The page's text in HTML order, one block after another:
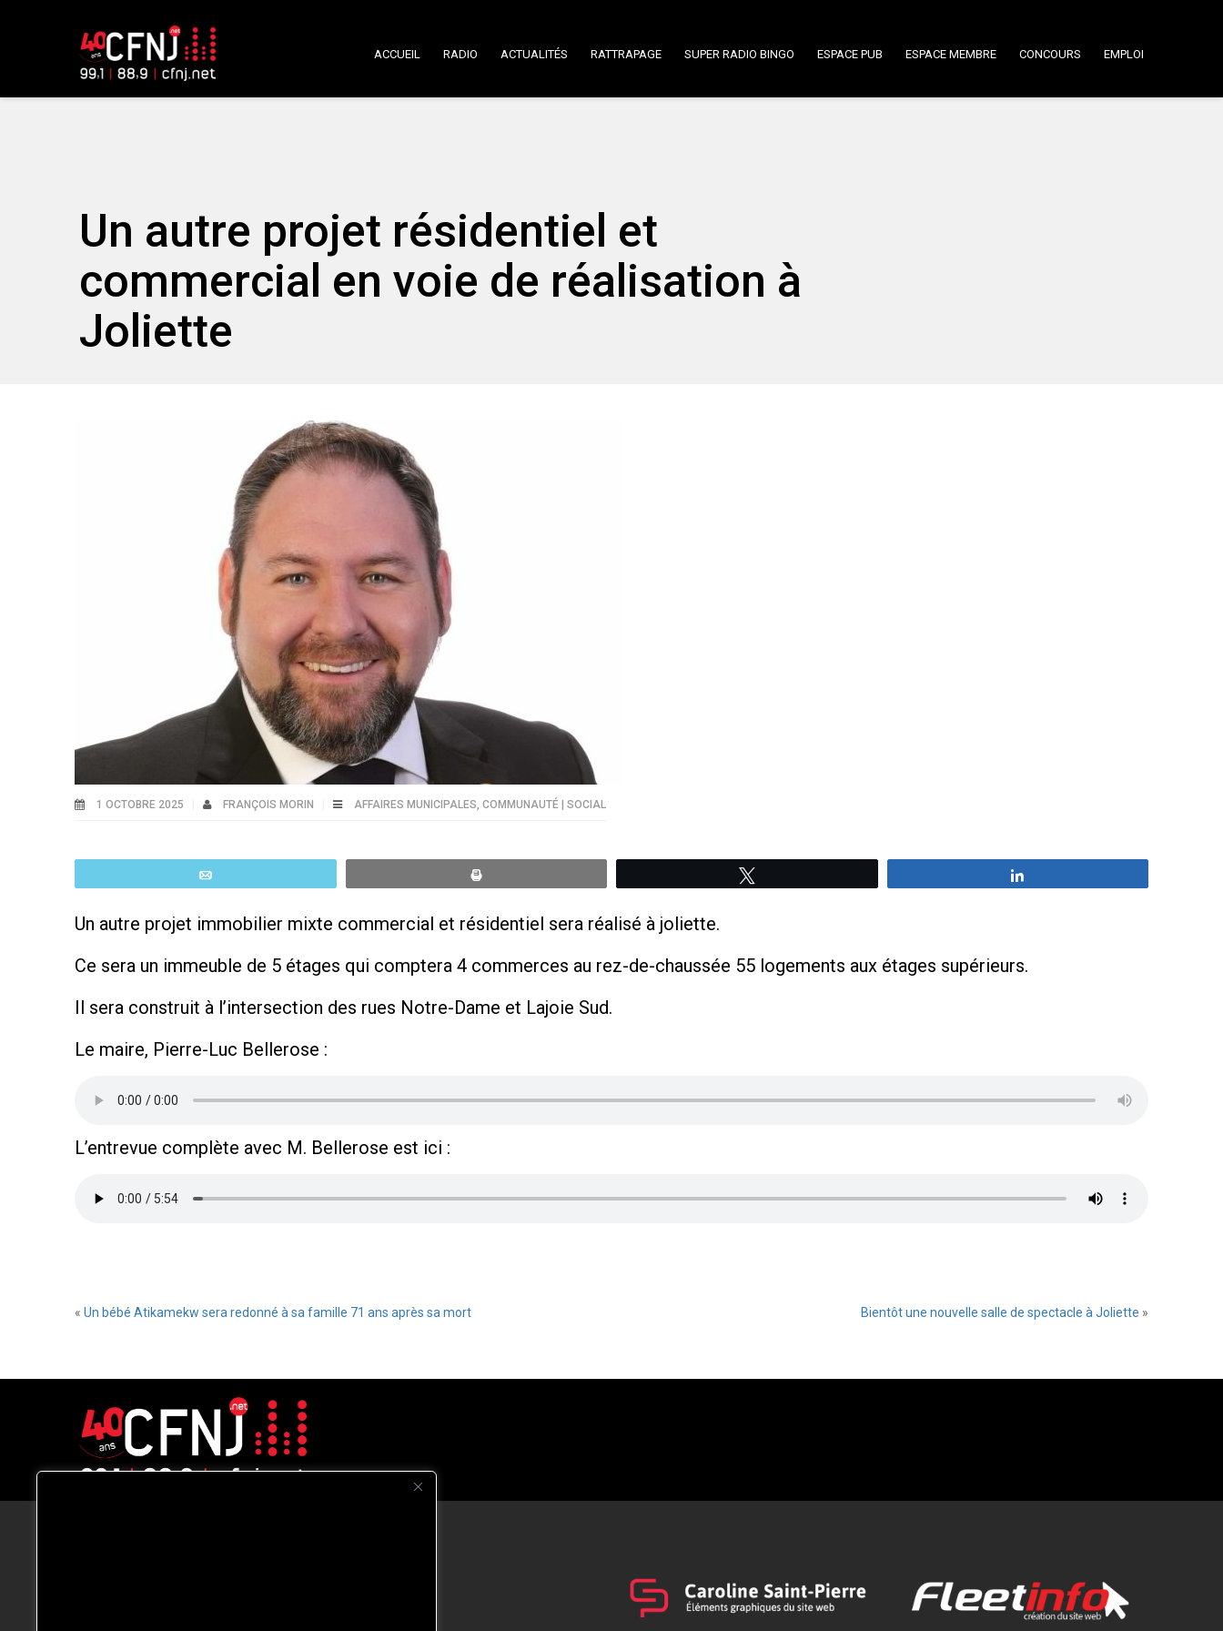
ACCUEIL RADIO ACTUALITÉS RATTRAPAGE SUPER RADIO BINGO ESPACE PUB ESPACE MEMBRE CONCOURS EMPLOI
Un autre projet résidentiel et
commercial en voie de réalisation à
Joliette
1 OCTOBRE 2025 FRANÇOIS MORIN AFFAIRES MUNICIPALES, COMMUNAUTÉ | SOCIAL
Un autre projet immobilier mixte commercial et résidentiel sera réalisé à joliette.
Ce sera un immeuble de 5 étages qui comptera 4 commerces au rez-de-chaussée 55 logements aux étages supérieurs.
Il sera construit à l’intersection des rues Notre-Dame et Lajoie Sud.
Le maire, Pierre-Luc Bellerose :
L’entrevue complète avec M. Bellerose est ici :
« Un bébé Atikamekw sera redonné à sa famille 71 ans après sa mort Bientôt une nouvelle salle de spectacle à Joliette »